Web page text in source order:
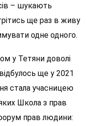
– шукають
ще раз в живу
одне одного.
у Тетяни доволі
ще у 2021
стала учасницею
яких Школа з прав
прав людини: